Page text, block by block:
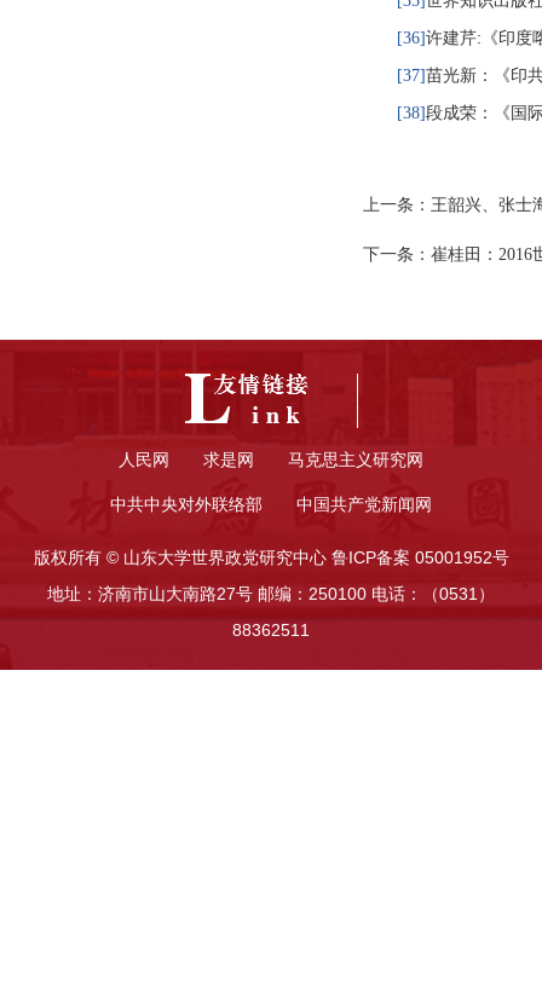
[36]许建芹:《印度
[37]苗光新：《印
[38]段成荣：《国
上一条： 王韶兴、张士
下一条： 崔桂田：2016
人民网 求是网 马克思主义研究网
中共中央对外联络部 中国共产党新闻网
版权所有 © 山东大学世界政党研究中心 鲁ICP备案 05001952号
地址：济南市山大南路27号 邮编：250100 电话：（0531）
88362511